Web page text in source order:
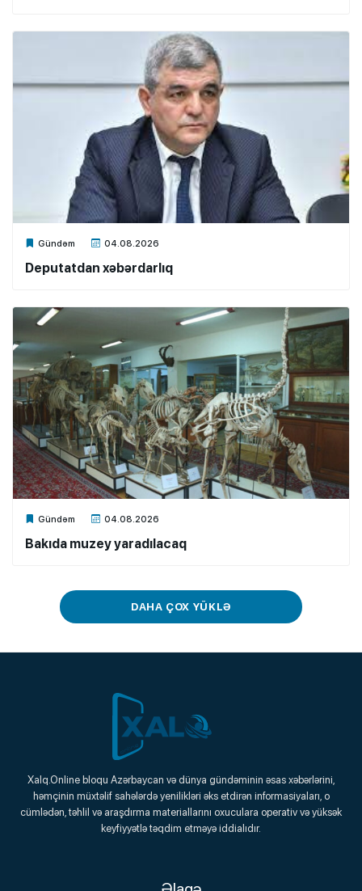
Gündəm 04.08.2026
Xalq.Online
Deputatdan xəbərdarlıq
Gündəm 04.08.2026
Xalq.Online
Bakıda muzey yaradılacaq
DAHA ÇOX YÜKLƏ
Xalq.Online
Onlayn Platforma
Xalq.Online bloqu Azərbaycan və dünya gündəminin əsas xəbərlərini,
həmçinin müxtəlif sahələrdə yenilikləri əks etdirən informasiyaları, o
cümlədən, təhlil və araşdırma materiallarını oxuculara operativ və yüksək
keyfiyyətlə təqdim etməyə iddialıdır.